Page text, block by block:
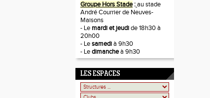
Groupe Hors Stade:au stade
André Courrier de Neuves-
Maisons
- Le mardi et jeudide 18h30 à
20h00
- Lesamedià 9h30
- Ledimancheà 9h30
LES ESPACES